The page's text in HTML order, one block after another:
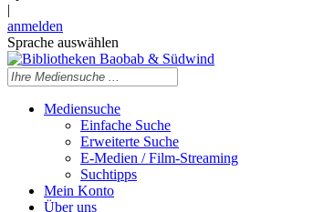
|
anmelden
Sprache auswählen
Mediensuche
Einfache Suche
Erweiterte Suche
E-Medien / Film-Streaming
Suchtipps
Mein Konto
Über uns